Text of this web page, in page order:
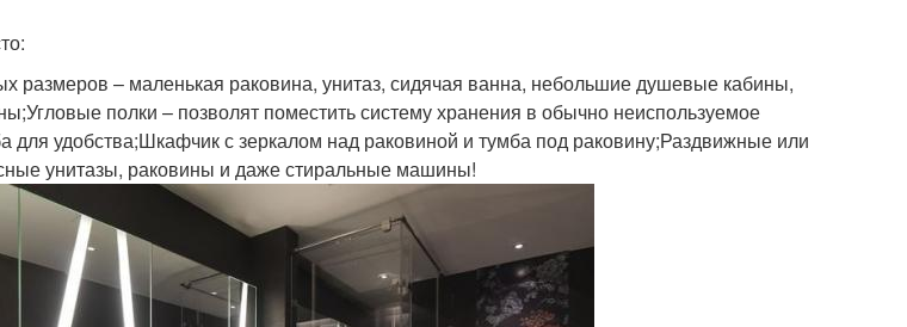
размеров – маленькая раковина, унитаз, сидячая ванна, небольшие душевые кабины,
полки – позволят поместить систему хранения в обычно неиспользуемое
для удобства;Шкафчик с зеркалом над раковиной и тумба под раковину;Раздвижные или
унитазы, раковины и даже стиральные машины!